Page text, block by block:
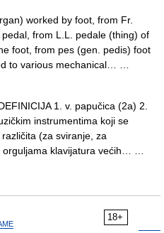
worked by foot, from Fr.
from L.L. pedale (thing) of
foot, from pes (gen. pedis) foot
to various mechanical… …
1. v. papučica (2a) 2.
instrumentima koji se
(za sviranje, za
orguljama klavijatura većih… …
18+